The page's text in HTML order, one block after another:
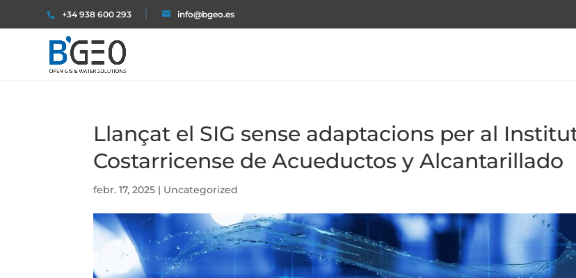
+34 938 600 293 info@bgeo.es
Llançat el SIG sense adaptacions per al
Costarricense de Acueductos y Alcantarillado
febr. 17, 2025 | Uncategorized